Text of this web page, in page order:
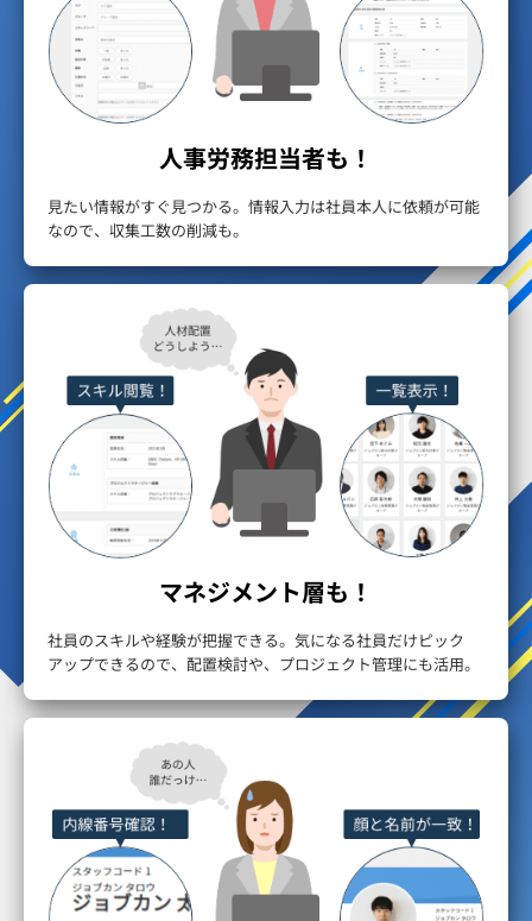
人事労務担当者も！
見たい情報がすぐ見つかる。情報入力は社員本人に依頼が可能
なので、収集工数の削減も。
マネジメント層も！
社員のスキルや経験が把握できる。気になる社員だけピック
アップできるので、配置検討や、プロジェクト管理にも活用。